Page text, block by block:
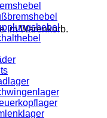
im Warenkorb.